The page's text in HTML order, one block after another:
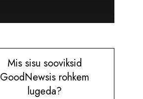
Mis sisu sooviksid
GoodNewsis rohkem
lugeda?